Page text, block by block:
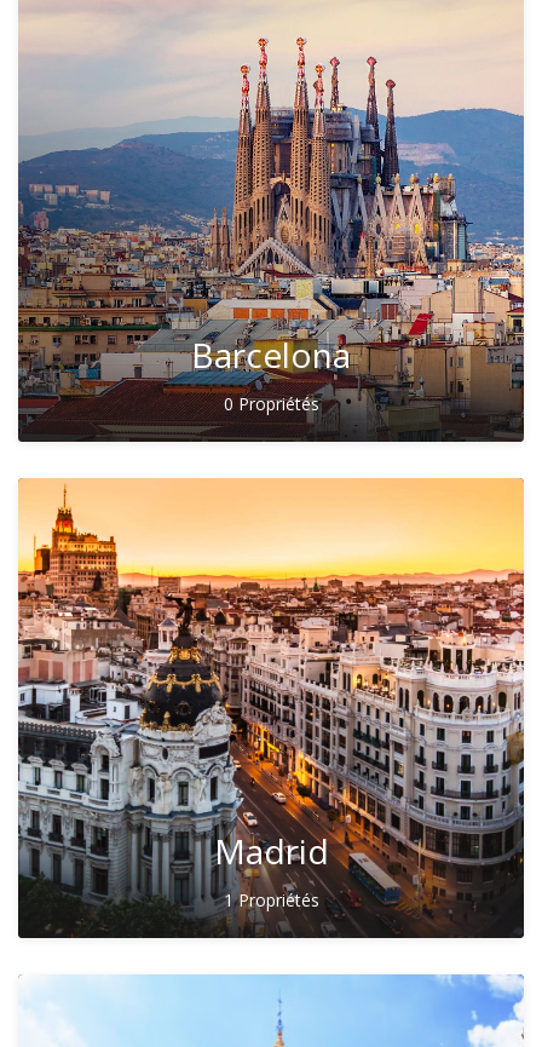
Barcelona
0 Propriétés
Madrid
1 Propriétés